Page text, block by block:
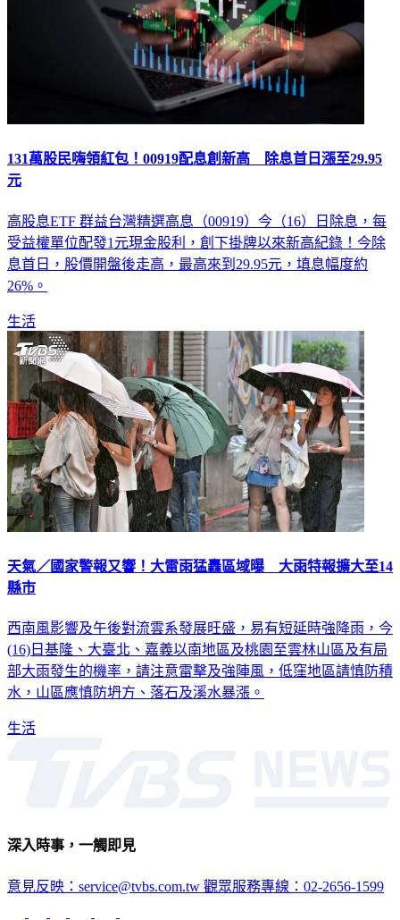
131萬股民嗨領紅包！00919配息創新高 除息首日漲至29.95
元
高股息ETF 群益台灣精選高息（00919）今（16）日除息，每
受益權單位配發1元現金股利，創下掛牌以來新高紀錄！今除
息首日，股價開盤後走高，最高來到29.95元，填息幅度約
26%。
生活
天氣／國家警報又響！大雷雨猛轟區域曝 大雨特報擴大至14
縣市
西南風影響及午後對流雲系發展旺盛，易有短延時強降雨，今
(16)日基隆、大臺北、嘉義以南地區及桃園至雲林山區及有局
部大雨發生的機率，請注意雷擊及強陣風，低窪地區請慎防積
水，山區應慎防坍方、落石及溪水暴漲。
生活
深入時事，一觸即見
意見反映：service@tvbs.com.tw 觀眾服務專線：02-2656-1599